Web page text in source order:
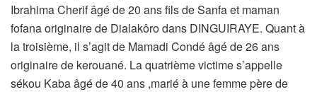
Ibrahima Cherif âgé de 20 ans fils de Sanfa et maman
fofana originaire de Dialakôro dans DINGUIRAYE. Quant à
la troisième, il s’agit de Mamadi Condé âgé de 26 ans
originaire de kerouané. La quatrième victime s’appelle
sékou Kaba âgé de 40 ans ,marié à une femme père de